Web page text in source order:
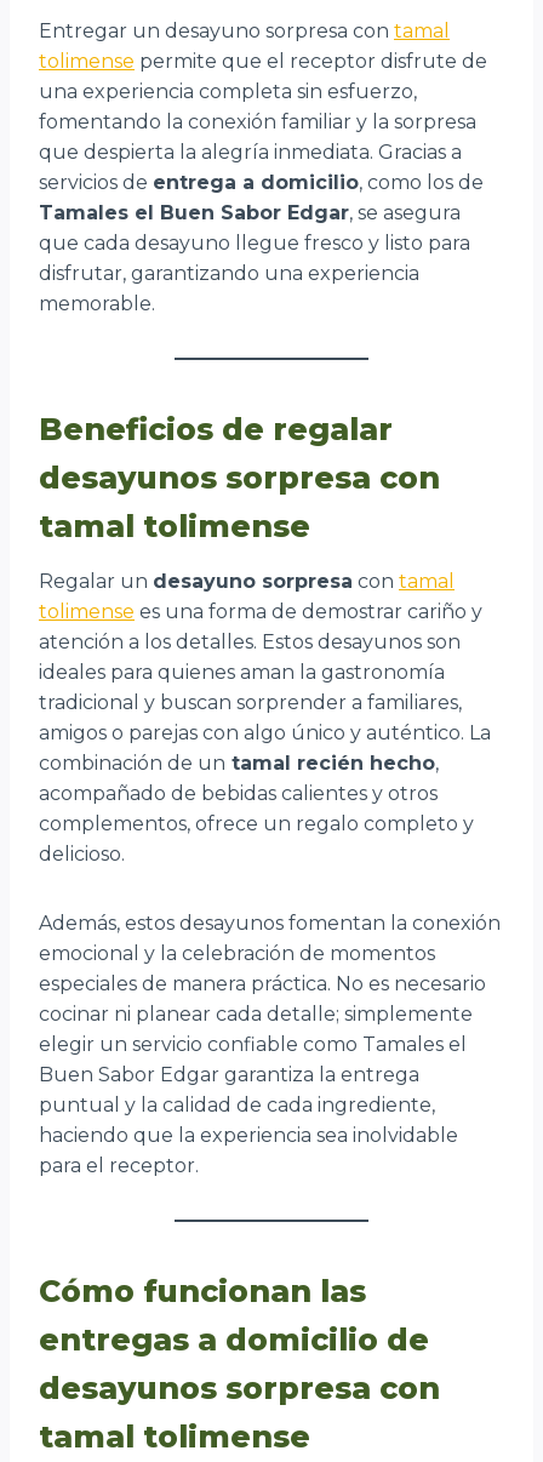
Entregar un desayuno sorpresa con tamal
tolimense permite que el receptor disfrute de
una experiencia completa sin esfuerzo,
fomentando la conexión familiar y la sorpresa
que despierta la alegría inmediata. Gracias a
servicios de entrega a domicilio, como los de
Tamales el Buen Sabor Edgar, se asegura
que cada desayuno llegue fresco y listo para
disfrutar, garantizando una experiencia
memorable.
Beneficios de regalar
desayunos sorpresa con
tamal tolimense
Regalar un desayuno sorpresa con tamal
tolimense es una forma de demostrar cariño y
atención a los detalles. Estos desayunos son
ideales para quienes aman la gastronomía
tradicional y buscan sorprender a familiares,
amigos o parejas con algo único y auténtico. La
combinación de un tamal recién hecho,
acompañado de bebidas calientes y otros
complementos, ofrece un regalo completo y
delicioso.
Además, estos desayunos fomentan la conexión
emocional y la celebración de momentos
especiales de manera práctica. No es necesario
cocinar ni planear cada detalle; simplemente
elegir un servicio confiable como Tamales el
Buen Sabor Edgar garantiza la entrega
puntual y la calidad de cada ingrediente,
haciendo que la experiencia sea inolvidable
para el receptor.
Cómo funcionan las
entregas a domicilio de
desayunos sorpresa con
tamal tolimense